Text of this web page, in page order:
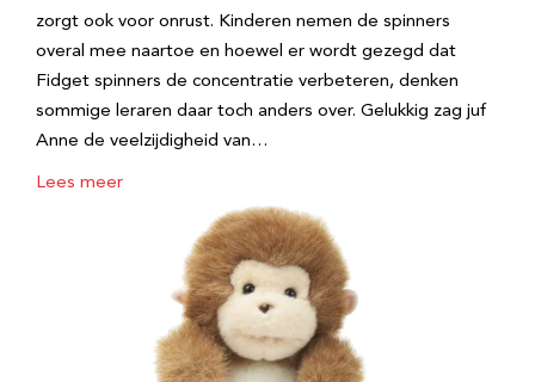
zorgt ook voor onrust. Kinderen nemen de spinners
overal mee naartoe en hoewel er wordt gezegd dat
Fidget spinners de concentratie verbeteren, denken
sommige leraren daar toch anders over. Gelukkig zag juf
Anne de veelzijdigheid van…
Lees meer